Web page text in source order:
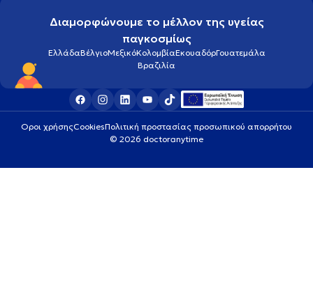
Διαμορφώνουμε το μέλλον της υγείας
παγκοσμίως
ΕλλάδαΒέλγιοΜεξικόΚολομβίαΕκουαδόρΓουατεμάλα
Βραζιλία
Οροι χρήσηςCookiesΠολιτική προστασίας προσωπικού απορρήτου
© 2026 doctoranytime